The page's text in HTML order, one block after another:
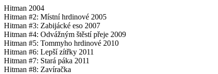
Hitman 2004
Hitman #2: Místní hrdinové 2005
Hitman #3: Zabijácké eso 2007
Hitman #4: Odvážným štěstí přeje 2009
Hitman #5: Tommyho hrdinové 2010
Hitman #6: Lepší zítřky 2011
Hitman #7: Stará páka 2011
Hitman #8: Zavíračka